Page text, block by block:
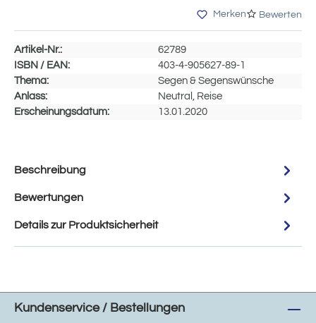
Merken Bewerten
Artikel-Nr.:
62789
ISBN / EAN:
403-4-905627-89-1
Thema:
Segen & Segenswünsche
Anlass:
Neutral, Reise
Erscheinungsdatum:
13.01.2020
Beschreibung
Bewertungen
Details zur Produktsicherheit
Kundenservice / Bestellungen